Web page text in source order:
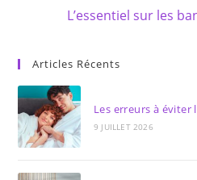
L’essentiel sur les
Articles Récents
Les erreurs à éviter
9 JUILLET 2026